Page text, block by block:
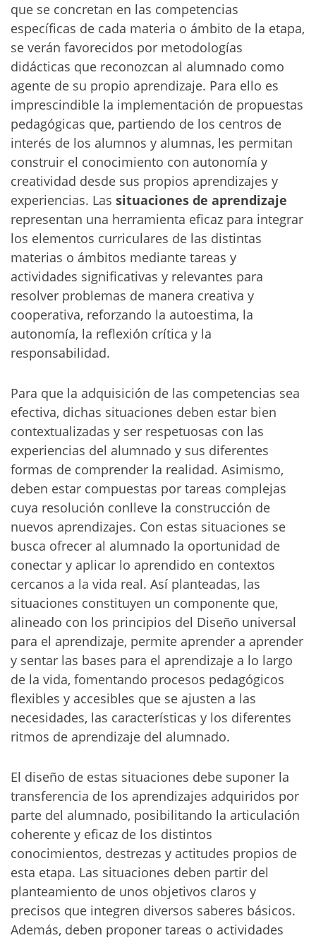
que se concretan en las competencias
específicas de cada materia o ámbito de la etapa,
se verán favorecidos por metodologías
didácticas que reconozcan al alumnado como
agente de su propio aprendizaje. Para ello es
imprescindible la implementación de propuestas
pedagógicas que, partiendo de los centros de
interés de los alumnos y alumnas, les permitan
construir el conocimiento con autonomía y
creatividad desde sus propios aprendizajes y
experiencias. Las situaciones de aprendizaje
representan una herramienta eficaz para integrar
los elementos curriculares de las distintas
materias o ámbitos mediante tareas y
actividades significativas y relevantes para
resolver problemas de manera creativa y
cooperativa, reforzando la autoestima, la
autonomía, la reflexión crítica y la
responsabilidad.
Para que la adquisición de las competencias sea
efectiva, dichas situaciones deben estar bien
contextualizadas y ser respetuosas con las
experiencias del alumnado y sus diferentes
formas de comprender la realidad. Asimismo,
deben estar compuestas por tareas complejas
cuya resolución conlleve la construcción de
nuevos aprendizajes. Con estas situaciones se
busca ofrecer al alumnado la oportunidad de
conectar y aplicar lo aprendido en contextos
cercanos a la vida real. Así planteadas, las
situaciones constituyen un componente que,
alineado con los principios del Diseño universal
para el aprendizaje, permite aprender a aprender
y sentar las bases para el aprendizaje a lo largo
de la vida, fomentando procesos pedagógicos
flexibles y accesibles que se ajusten a las
necesidades, las características y los diferentes
ritmos de aprendizaje del alumnado.
El diseño de estas situaciones debe suponer la
transferencia de los aprendizajes adquiridos por
parte del alumnado, posibilitando la articulación
coherente y eficaz de los distintos
conocimientos, destrezas y actitudes propios de
esta etapa. Las situaciones deben partir del
planteamiento de unos objetivos claros y
precisos que integren diversos saberes básicos.
Además, deben proponer tareas o actividades